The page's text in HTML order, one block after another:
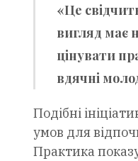
«Це
вигляд має
цінувати
вдячні
Подібні
умов для
Практика